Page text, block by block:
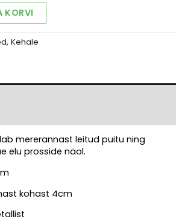
KORVI
, Kehale
mererannast leitud puitu ning
elu prosside näol.
kohast 4cm